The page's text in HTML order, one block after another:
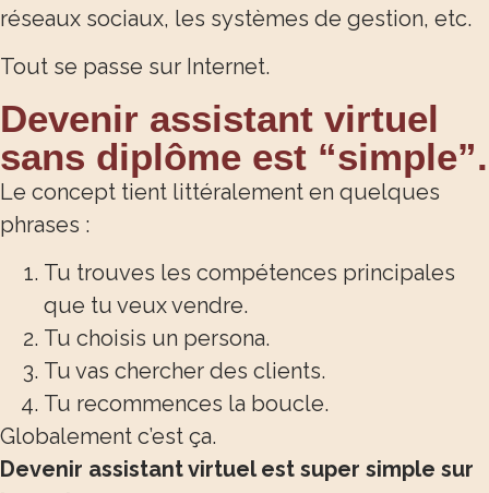
réseaux sociaux, les systèmes de gestion, etc.
Tout se passe sur Internet.
Devenir assistant virtuel
sans diplôme est “simple”.
Le concept tient littéralement en quelques
phrases :
Tu trouves les compétences principales
que tu veux vendre.
Tu choisis un persona.
Tu vas chercher des clients.
Tu recommences la boucle.
Globalement c’est ça.
Devenir assistant virtuel est super simple sur